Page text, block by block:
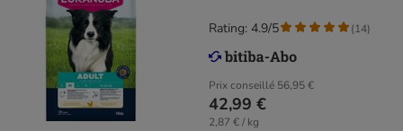
Prix conseillé 56,95 €
42,99 €
2,87 € / kg
Rating: 4.9/5 (14)